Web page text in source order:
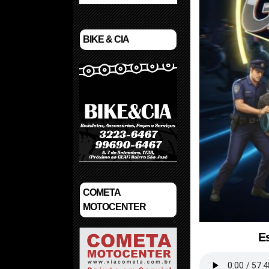
BIKE & CIA
COMETA
MOTOCENTER